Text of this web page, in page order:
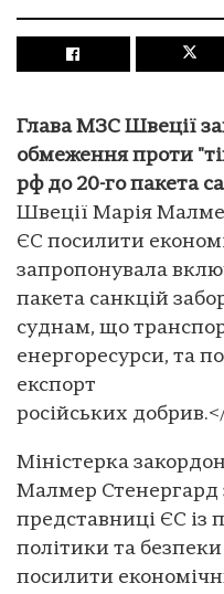
Глава МЗС Швеції
обмеження проти
рф до 20-го пакета
Швеції Марія
ЄС посилити
запропонувала
пакета санкцій
суднам, що
енергоресурси, та
експорт
російських
Міністерка
Малмер Стенергард
представниці ЄС із
політики та
посилити